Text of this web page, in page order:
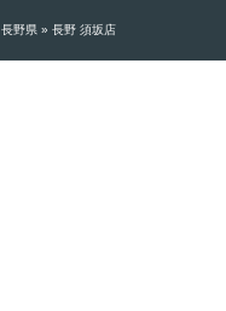
長野県 » 長野 須坂店